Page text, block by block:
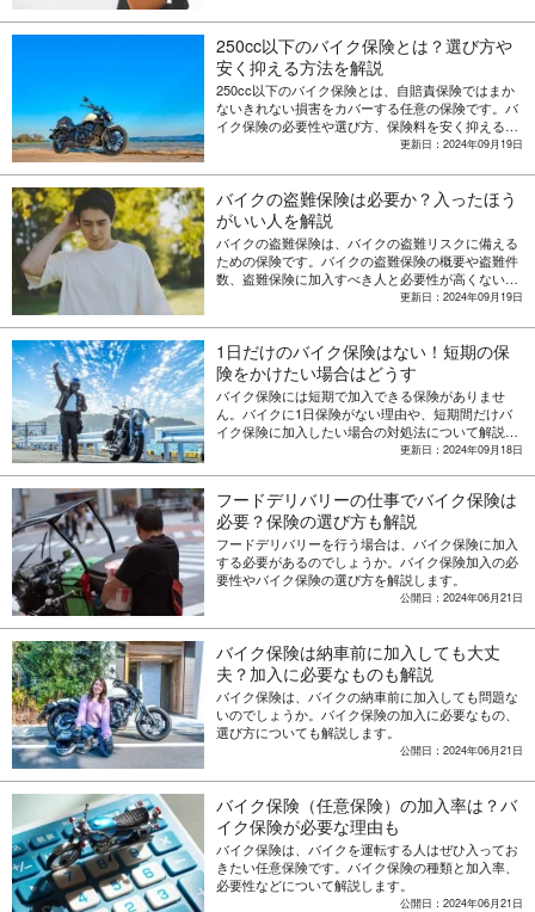
250cc以下のバイク保険とは？選び方や
安く抑える方法を解説
250cc以下のバイク保険とは、自賠責保険ではまか
ないきれない損害をカバーする任意の保険です。バ
イク保険の必要性や選び方、保険料を安く抑えるポ
更新日：2024年09月19日
バイクの盗難保険は必要か？入ったほう
がいい人を解説
バイクの盗難保険は、バイクの盗難リスクに備える
ための保険です。バイクの盗難保険の概要や盗難件
数、盗難保険に加入すべき人と必要性が高くない人
更新日：2024年09月19日
1日だけのバイク保険はない！短期の保
険をかけたい場合はどうす
バイク保険には短期で加入できる保険がありませ
ん。バイクに1日保険がない理由や、短期間だけバ
イク保険に加入したい場合の対処法について解説し
更新日：2024年09月18日
フードデリバリーの仕事でバイク保険は
必要？保険の選び方も解説
フードデリバリーを行う場合は、バイク保険に加入
する必要があるのでしょうか。バイク保険加入の必
要性やバイク保険の選び方を解説します。
公開日：2024年06月21日
バイク保険は納車前に加入しても大丈
夫？加入に必要なものも解説
バイク保険は、バイクの納車前に加入しても問題な
いのでしょうか。バイク保険の加入に必要なもの、
選び方についても解説します。
公開日：2024年06月21日
バイク保険（任意保険）の加入率は？バ
イク保険が必要な理由も
バイク保険は、バイクを運転する人はぜひ入ってお
きたい任意保険です。バイク保険の種類と加入率、
必要性などについて解説します。
公開日：2024年06月21日